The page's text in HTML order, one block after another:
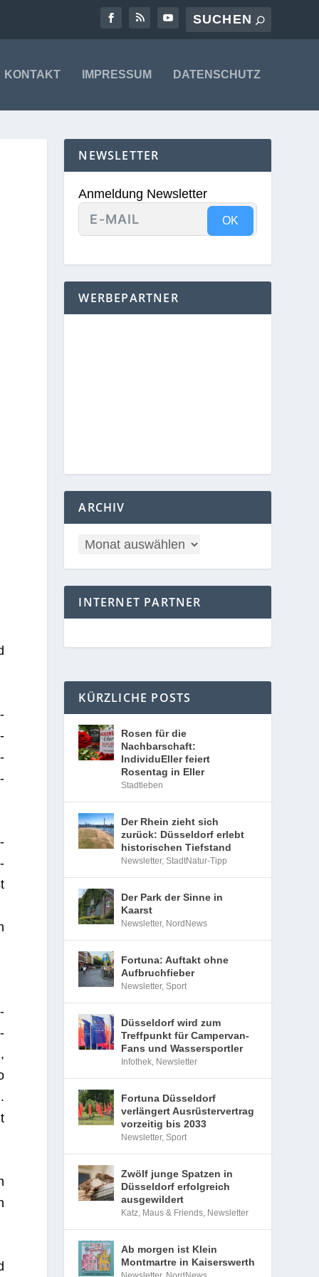
KONTAKT IMPRESSUM DATENSCHUTZ
NEWSLETTER
Anmeldung Newsletter
OK
WERBEPARTNER
ARCHIV
INTERNET PARTNER
KÜRZLICHE POSTS
Rosen für die
Nachbarschaft:
IndividuEller feiert
Rosentag in Eller
Stadtleben
Der Rhein zieht sich
zurück: Düsseldorf erlebt
historischen Tiefstand
Newsletter,StadtNatur-Tipp
Der Park der Sinne in
Kaarst
Newsletter, NordNews
Fortuna: Auftakt ohne
Aufbruchfieber
Newsletter,Sport
Düsseldorf wird zum
Treffpunkt für Campervan-
Fans und Wassersportler
Infothek, Newsletter
Fortuna Düsseldorf
verlängert Ausrüstervertrag
vorzeitig bis 2033
Newsletter,Sport
Zwölf junge Spatzen in
Düsseldorf erfolgreich
ausgewildert
Katz, Maus & Friends, Newsletter
Ab morgen ist Klein
Montmartre in Kaiserswerth